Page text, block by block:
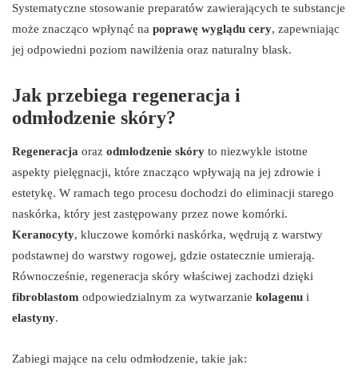
Systematyczne stosowanie preparatów zawierających te substancje
może znacząco wpłynąć na poprawę wyglądu cery, zapewniając
jej odpowiedni poziom nawilżenia oraz naturalny blask.
Jak przebiega regeneracja i
odmłodzenie skóry?
Regeneracja oraz odmłodzenie skóry to niezwykle istotne
aspekty pielęgnacji, które znacząco wpływają na jej zdrowie i
estetykę. W ramach tego procesu dochodzi do eliminacji starego
naskórka, który jest zastępowany przez nowe komórki.
Keranocyty, kluczowe komórki naskórka, wędrują z warstwy
podstawnej do warstwy rogowej, gdzie ostatecznie umierają.
Równocześnie, regeneracja skóry właściwej zachodzi dzięki
fibroblastom odpowiedzialnym za wytwarzanie kolagenu i
elastyny.
Zabiegi mające na celu odmłodzenie, takie jak: